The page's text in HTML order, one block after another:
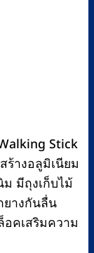
Stick
ร้างอลูมิเนียม
มีถุงเก็บไม้
ยางกันลื่น
คเสริมความ